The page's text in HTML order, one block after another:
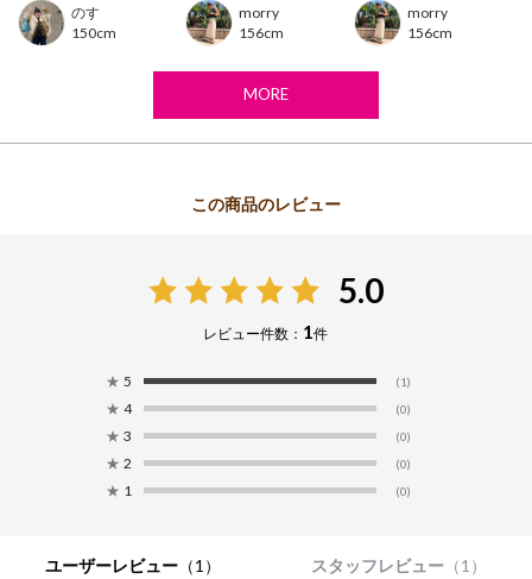
のす
150cm
morry
156cm
morry
156cm
MORE
5.0
レビュー件数： 1件
★ 5 (1)
★ 4 (0)
★ 3 (0)
★ 2 (0)
★ 1 (0)
ユーザーレビュー （1） スタッフレビュー （1）